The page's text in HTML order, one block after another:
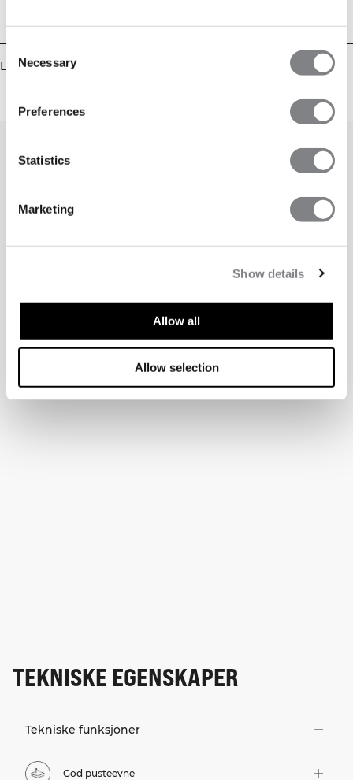
Consent
Selection
Necessary
Preferences
Statistics
Marketing
Show details
Allow all
Allow selection
Lignende produkter
TEKNISKE EGENSKAPER
Tekniske funksjoner
God pusteevne